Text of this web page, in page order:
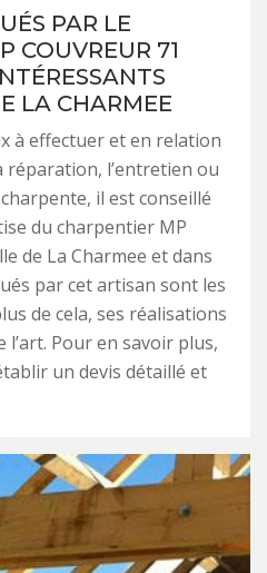
PAR LE
COUVREUR 71
LA CHARMEE
à effectuer et en relation
réparation, l’entretien ou
il est conseillé
du charpentier MP
de La Charmee et dans
par cet artisan sont les
de cela, ses réalisations
Pour en savoir plus,
un devis détaillé et